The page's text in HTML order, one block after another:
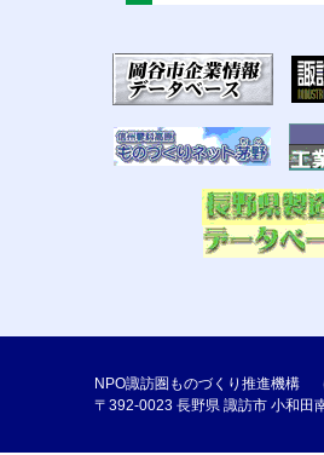
NPO諏訪圏ものづくり推進機構
〒392-0023 長野県 諏訪市 小和田